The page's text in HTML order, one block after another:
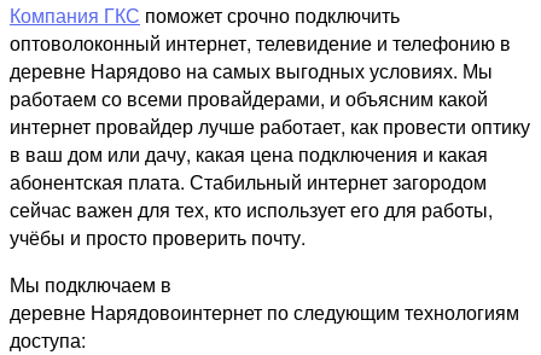
Компания ГКС поможет срочно подключить
оптоволоконный интернет, телевидение и телефонию в
деревне Нарядово на самых выгодных условиях. Мы
работаем со всеми провайдерами, и объясним какой
интернет провайдер лучше работает, как провести оптику
в ваш дом или дачу, какая цена подключения и какая
абонентская плата. Стабильный интернет загородом
сейчас важен для тех, кто использует его для работы,
учёбы и просто проверить почту.
Мы подключаем в
деревне Нарядовоинтернет по следующим технологиям
доступа: